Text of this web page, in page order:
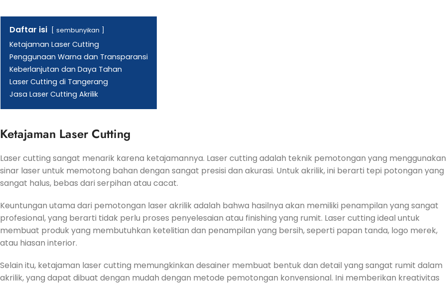
Daftar isi sembunyikan
Ketajaman Laser Cutting
Penggunaan Warna dan Transparansi
Keberlanjutan dan Daya Tahan
Laser Cutting di Tangerang
Jasa Laser Cutting Akrilik
Ketajaman Laser Cutting
Laser cutting sangat menarik karena ketajamannya. Laser cutting adalah teknik pemotongan yang menggunakan
sinar laser untuk memotong bahan dengan sangat presisi dan akurasi. Untuk akrilik, ini berarti tepi potongan yang
sangat halus, bebas dari serpihan atau cacat.
Keuntungan utama dari pemotongan laser akrilik adalah bahwa hasilnya akan memiliki penampilan yang sangat
profesional, yang berarti tidak perlu proses penyelesaian atau finishing yang rumit. Laser cutting ideal untuk
membuat produk yang membutuhkan ketelitian dan penampilan yang bersih, seperti papan tanda, logo merek,
atau hiasan interior.
Selain itu, ketajaman laser cutting memungkinkan desainer membuat bentuk dan detail yang sangat rumit dalam
akrilik, yang dapat dibuat dengan mudah dengan metode pemotongan konvensional. Ini memberikan kreativitas